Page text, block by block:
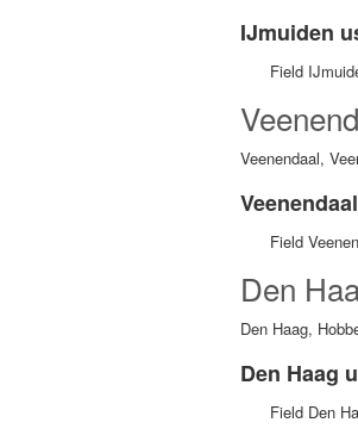
IJmuiden
Field
Veenendaal,
Field
Den
Den Haag,
Den Haag
Field Den